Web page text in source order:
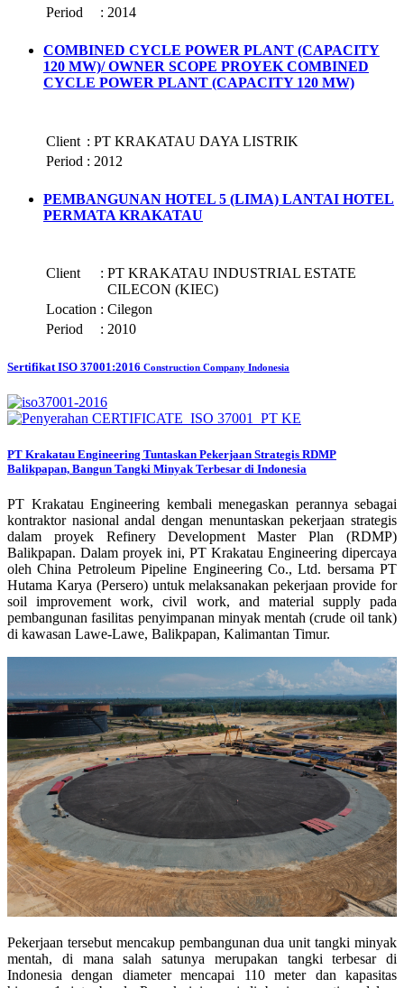
Period
: 2014
COMBINED CYCLE POWER PLANT (CAPACITY
120 MW)/ OWNER SCOPE PROYEK COMBINED
CYCLE POWER PLANT (CAPACITY 120 MW)
Client : PT KRAKATAU DAYA LISTRIK
Period : 2012
PEMBANGUNAN HOTEL 5 (LIMA) LANTAI HOTEL
PERMATA KRAKATAU
Client : PT KRAKATAU INDUSTRIAL ESTATE
CILECON (KIEC)
Location : Cilegon
Period
: 2010
Sertifikat ISO 37001:2016 Construction Company Indonesia
PT Krakatau Engineering Tuntaskan Pekerjaan Strategis RDMP
Balikpapan, Bangun Tangki Minyak Terbesar di Indonesia
PT Krakatau Engineering kembali menegaskan perannya sebagai
kontraktor nasional andal dengan menuntaskan pekerjaan strategis
dalam proyek Refinery Development Master Plan (RDMP)
Balikpapan. Dalam proyek ini, PT Krakatau Engineering dipercaya
oleh China Petroleum Pipeline Engineering Co., Ltd. bersama PT
Hutama Karya (Persero) untuk melaksanakan pekerjaan provide for
soil improvement work, civil work, and material supply pada
pembangunan fasilitas penyimpanan minyak mentah (crude oil tank)
di kawasan Lawe-Lawe, Balikpapan, Kalimantan Timur.
Pekerjaan tersebut mencakup pembangunan dua unit tangki minyak
mentah, di mana salah satunya merupakan tangki terbesar di
Indonesia dengan diameter mencapai 110 meter dan kapasitas